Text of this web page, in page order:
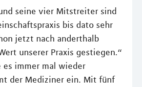
seine vier Mitstreiter sind
bis dato sehr
jetzt nach anderthalb
unserer Praxis gestiegen.“
es immer mal wieder
der Mediziner ein. Mit fünf